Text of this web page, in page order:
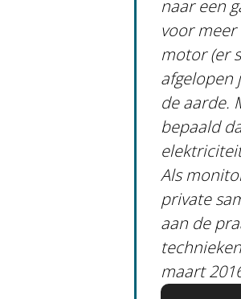
naar een
voor
motor (er
afgelopen
de aarde.
bepaald
Als
private
aan de
maart